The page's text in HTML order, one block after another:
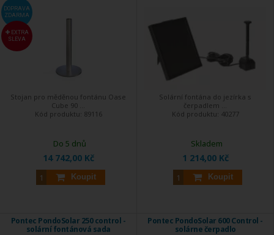
DOPRAVA
ZDARMA
EXTRA
SLEVA
Stojan pro měděnou fontánu Oase
Cube 90 ...
Kód produktu: 89116
14 742,00 Kč
Koupit
Do 5 dnů
Solární fontána do jezírka s
čerpadlem ...
Kód produktu: 40277
1 214,00 Kč
Koupit
Skladem
Pontec PondoSolar 250 control -
solární fontánová sada
Pontec PondoSolar 600 Control -
solárne čerpadlo